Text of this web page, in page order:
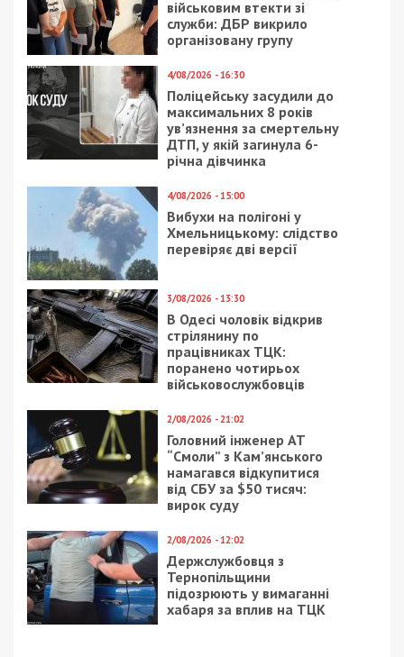
19/08/2023 - 20:30
Штраф до 850 гривень:
українських водіїв
попередили про
посилення правил
перевезення дітей в
25/05/2018 - 16:00
Генпрокуратура хочет
лишить нардепа из
Днепра депутатской
неприкосновенности
23/01/2025 - 20:00
На Уманщині
судитимуть чоловіка,
який ошукав громадян
понад 320 тис. грн
26/11/2024 - 14:00
Від музейних колекцій
до архітектурних
памʼяток: як ЄС
культурну спадщину
України